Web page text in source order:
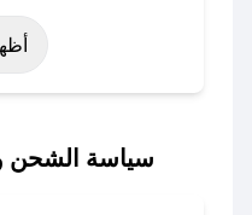
الفطر، عيد الأضحى،
رمضان، اليوم
باستخدام تطبيق
سياسة الشحن